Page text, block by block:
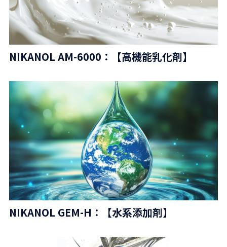
NIKANOL AM-6000：【高機能乳化剤】
NIKANOL GEM-H：【水系添加剤】